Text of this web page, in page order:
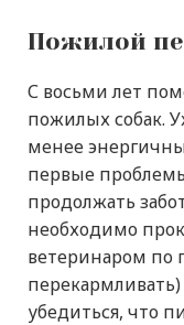
Пожилой
С восьми лет
пожилых собак.
менее
первые
продолжать
необходимо
ветеринаром по
убедиться, что